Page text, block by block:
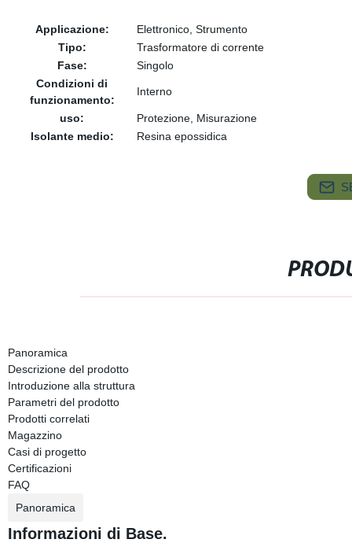
Applicazione:
Elettronico, Strumento
Tipo:
Trasformatore di corrente
Fase:
Singolo
Condizioni di
funzionamento:
Interno
uso:
Protezione, Misurazione
Isolante medio:
Resina epossidica
Panoramica
Descrizione del prodotto
Introduzione alla struttura
Parametri del prodotto
Prodotti correlati
Magazzino
Casi di progetto
Certificazioni
FAQ
Panoramica
Informazioni di Base.